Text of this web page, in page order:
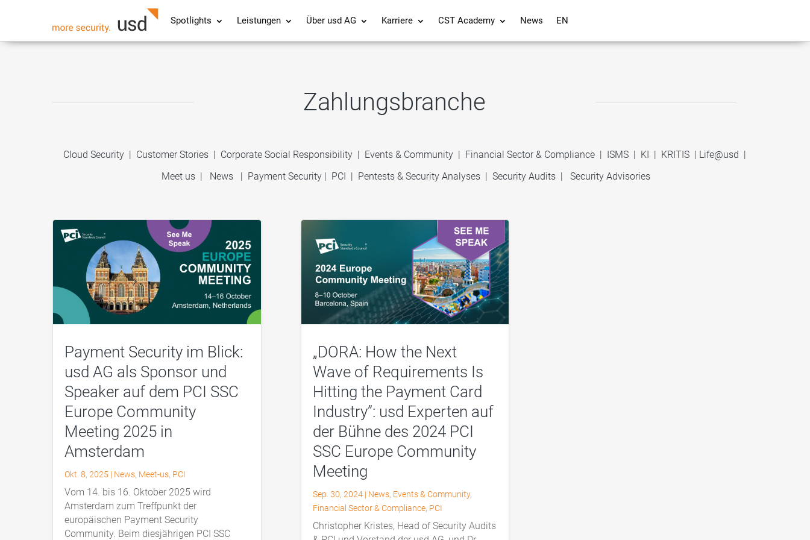
Spotlights Leistungen Über usd AG Karriere CST Academy News EN
Zahlungsbranche
Cloud Security | Customer Stories | Corporate Social Responsibility | Events & Community | Financial Sector & Compliance | ISMS | KI | KRITIS | Life@usd |
Meet us | News | Payment Security | PCI | Pentests & Security Analyses |Security Audits |Security Advisories
Payment Security im Blick:
usd AG als Sponsor und
Speaker auf dem PCI SSC
Europe Community
Meeting 2025 in
Amsterdam
Okt. 8, 2025 | News, Meet-us, PCI
Vom 14. bis 16. Oktober 2025 wird
Amsterdam zum Treffpunkt der
europäischen Payment Security
Community. Beim diesjährigen PCI SSC
„DORA: How the Next
Wave of Requirements Is
Hitting the Payment Card
Industry”: usd Experten auf
der Bühne des 2024 PCI
SSC Europe Community
Meeting
Sep. 30, 2024| News, Events & Community,
Financial Sector & Compliance, PCI
Christopher Kristes, Head of Security Audits